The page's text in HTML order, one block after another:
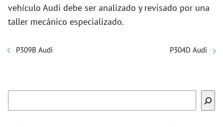
vehículo Audi debe ser analizado y revisado por una
taller mecánico especializado.
P309B Audi P304D Audi